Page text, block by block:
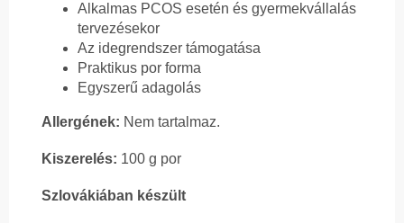
Alkalmas PCOS esetén és gyermekvállalás
tervezésekor
Az idegrendszer támogatása
Praktikus por forma
Egyszerű adagolás
Allergének: Nem tartalmaz.
Kiszerelés: 100 g por
Szlovákiában készült